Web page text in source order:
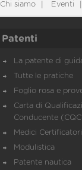
Chi siamo Eventi
Patenti
La patente di
Tutte le pratiche
Foglio rosa e
Carta di
Conducente
Medici
Modulistica
Patente nautica